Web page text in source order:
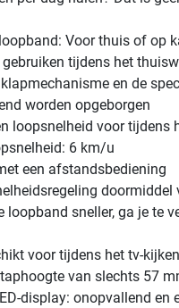
Voor thuis of op
tijdens het
en de
worden opgeborgen
loopsnelheid voor tijdens
6 km/u
een afstandsbediening
doormiddel
loopband sneller, ga je te
voor tijdens het tv-
van slechts 57
display: onopvallend en